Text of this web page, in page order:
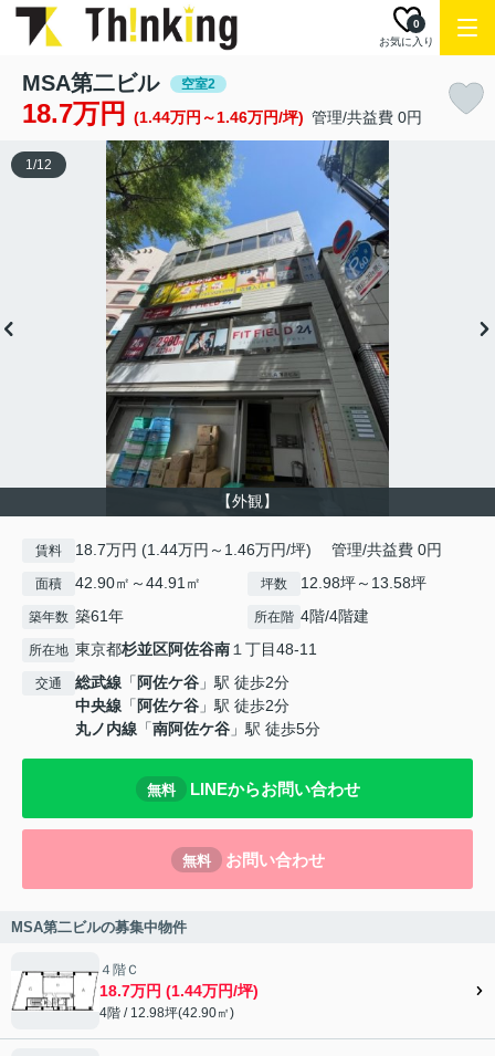
お気に入り
0
MSA第二ビル 空室2
18.7万円 (1.44万円～1.46万円/坪) 管理/共益費 0円
【外観】
1/12
賃料 18.7万円 (1.44万円～1.46万円/坪) 管理/共益費 0円
面積 42.90㎡～44.91㎡ 坪数 12.98坪～13.58坪
築年数 築61年 所在階 4階/4階建
所在地 東京都杉並区阿佐谷南１丁目48-11
交通 総武線 「 阿佐ケ谷 」駅 徒歩2分
中央線 「 阿佐ケ谷 」駅 徒歩2分
丸ノ内線 「南阿佐ケ谷 」駅 徒歩5分
無料 LINEからお問い合わせ
無料 お問い合わせ
MSA第二ビルの募集中物件
４階Ｃ
18.7万円 (1.44万円/坪)
4階 / 12.98坪(42.90㎡)